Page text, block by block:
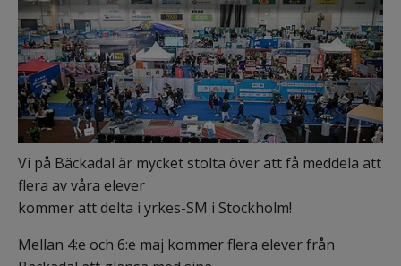
Vi på Bäckadal är mycket stolta över att få meddela att
flera av våra elever
kommer att delta i yrkes-SM i Stockholm!
Mellan 4:e och 6:e maj kommer flera elever från